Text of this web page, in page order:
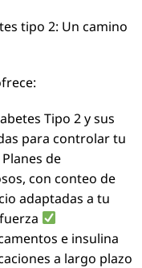
tipo 2: Un camino
Tipo 2 y sus
para controlar tu
Planes de
con conteo de
adaptadas a tu
e insulina
a largo plazo